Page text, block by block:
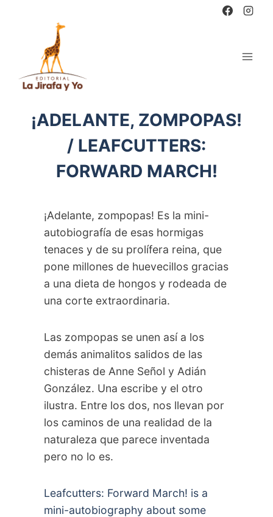
¡ADELANTE, ZOMPOPAS!
/ LEAFCUTTERS:
FORWARD MARCH!
¡Adelante, zompopas! Es la mini-
autobiografía de esas hormigas
tenaces y de su prolífera reina, que
pone millones de huevecillos gracias
a una dieta de hongos y rodeada de
una corte extraordinaria.
Las zompopas se unen así a los
demás animalitos salidos de las
chisteras de Anne Señol y Adián
González. Una escribe y el otro
ilustra. Entre los dos, nos llevan por
los caminos de una realidad de la
naturaleza que parece inventada
pero no lo es.
Leafcutters: Forward March! is a
mini-autobiography about some